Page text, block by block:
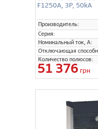
F1250A, 3P, 50kA
Производитель:
Серия:
Номинальный ток, А:
Отключающая
Количество полюсов:
51 376 грн